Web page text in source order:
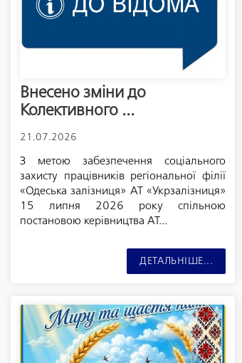
Внесено зміни до
Колективного ...
21.07.2026
З метою забезпечення соціального
захисту працівників регіональної філії
«Одеська залізниця» АТ «Укрзалізниця»
15 липня 2026 року спільною
постановою керівництва АТ...
ДЕТАЛЬНІШЕ...